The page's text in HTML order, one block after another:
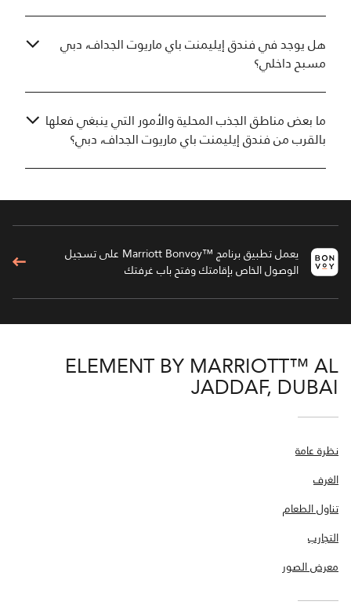
هل يوجد في فندق إيليمنت باي ماريوت الجداف، دبي
مسبح داخلي؟
ما بعض مناطق الجذب المحلية والأمور التي ينبغي فعلها
بالقرب من فندق إيليمنت باي ماريوت الجداف، دبي؟
يعمل تطبيق برنامج ™Marriott Bonvoy على تسجيل
الوصول الخاص بإقامتك وفتح باب غرفتك
ELEMENT BY MARRIOTT™ AL
JADDAF, DUBAI
نظرة عامة
الغرف
تناول الطعام
التجارب
معرض الصور